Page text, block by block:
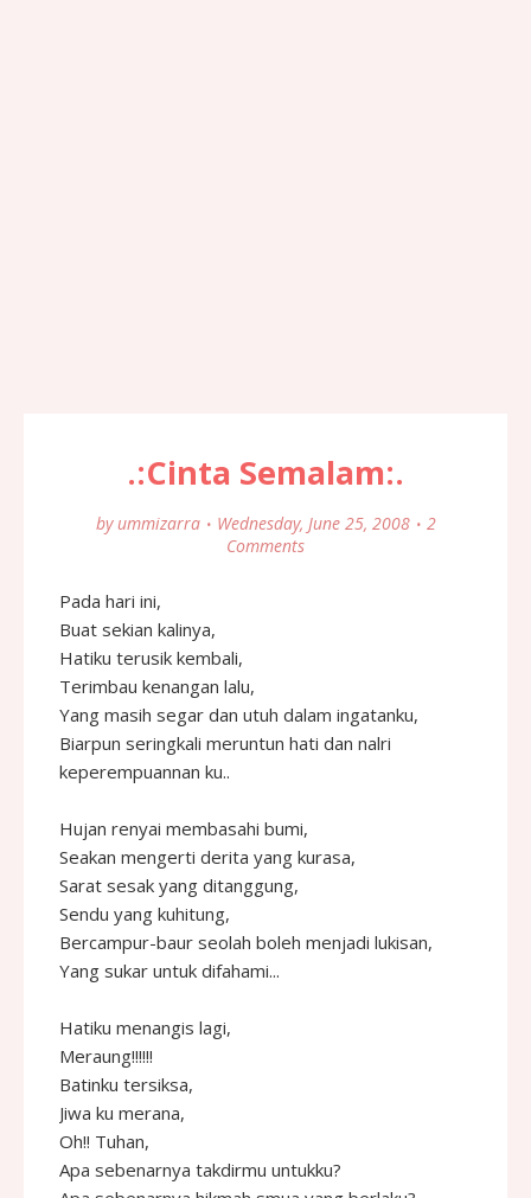
.:Cinta Semalam:.
by ummizarra Wednesday, June 25, 2008
2
Comments
Pada hari ini,
Buat sekian kalinya,
Hatiku terusik kembali,
Terimbau kenangan lalu,
Yang masih segar dan utuh dalam ingatanku,
Biarpun seringkali meruntun hati dan nalri
keperempuannan ku..
Hujan renyai membasahi bumi,
Seakan mengerti derita yang kurasa,
Sarat sesak yang ditanggung,
Sendu yang kuhitung,
Bercampur-baur seolah boleh menjadi lukisan,
Yang sukar untuk difahami...
Hatiku menangis lagi,
Meraung!!!!!!
Batinku tersiksa,
Jiwa ku merana,
Oh!! Tuhan,
Apa sebenarnya takdirmu untukku?